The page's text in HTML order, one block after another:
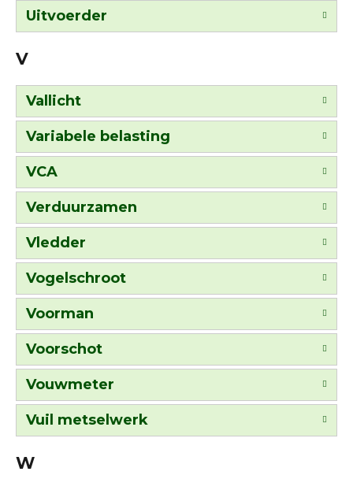
Uitvoerder
V
Vallicht
Variabele belasting
VCA
Verduurzamen
Vledder
Vogelschroot
Voorman
Voorschot
Vouwmeter
Vuil metselwerk
W